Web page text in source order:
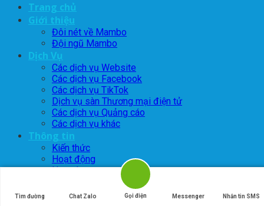
Trang chủ
Giới thiệu
Đôi nét về Mambo
Đội ngũ Mambo
Dịch Vụ
Các dịch vụ Website
Các dịch vụ Facebook
Các dịch vụ TikTok
Dịch vụ sàn Thương mại điện tử
Các dịch vụ Quảng cáo
Các dịch vụ khác
Thông tin
Kiến thức
Hoạt động
Hợp tác
Liên Hệ
Tìm đường Chat Zalo Gọi điện Messenger Nhắn tin SMS